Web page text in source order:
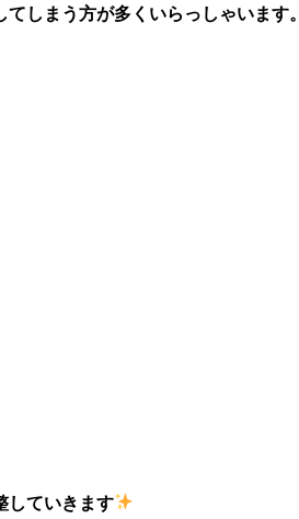
しまう方が多くいらっしゃいます。
していきます